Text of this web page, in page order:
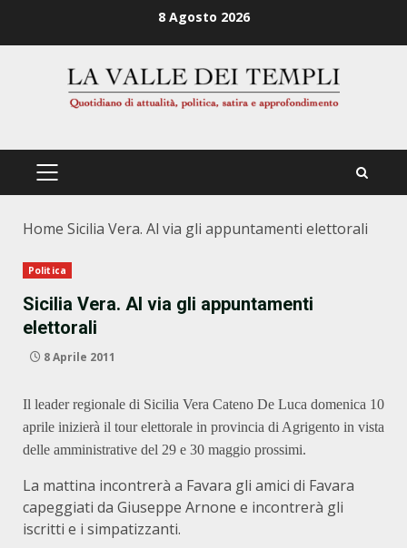
8 Agosto 2026
PRIMÄRES
Home Sicilia Vera. Al via gli appuntamenti elettorali
Politica
Sicilia Vera. Al via gli appuntamenti
elettorali
8 Aprile 2011
Il leader regionale di Sicilia Vera Cateno De Luca domenica 10
aprile inizierà il tour elettorale in provincia di Agrigento in vista
delle amministrative del 29 e 30 maggio prossimi.
La mattina incontrerà a Favara gli amici di Favara
capeggiati da Giuseppe Arnone e incontrerà gli
iscritti e i simpatizzanti.